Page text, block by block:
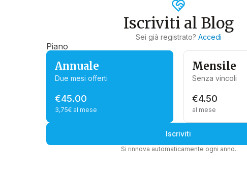
Iscriviti al Blog
Sei già registrato? Accedi
Piano
Annuale
Due mesi offerti
€45.00
3,75€ al mese
Mensile
Senza vincoli
€4.50
al mese
Iscriviti
Si rinnova automaticamente ogni anno.